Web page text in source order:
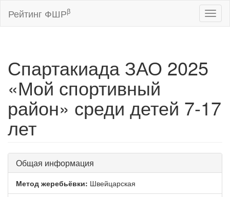
Рейтинг ФШРβ
Спартакиада ЗАО 2025
«Мой спортивный
район» среди детей 7-17
лет
Общая информация
Метод жеребьёвки: Швейцарская